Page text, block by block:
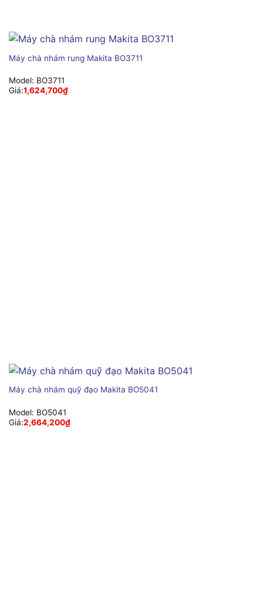
Máy chà nhám rung Makita BO3711
Model: BO3711
Giá:1,624,700₫
Máy chà nhám quỹ đạo Makita BO5041
Model: BO5041
Giá:2,664,200₫